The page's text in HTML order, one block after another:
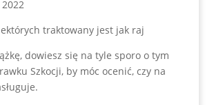
2022
traktowany jest jak raj
dowiesz się na tyle sporo o tym
Szkocji, by móc ocenić, czy na